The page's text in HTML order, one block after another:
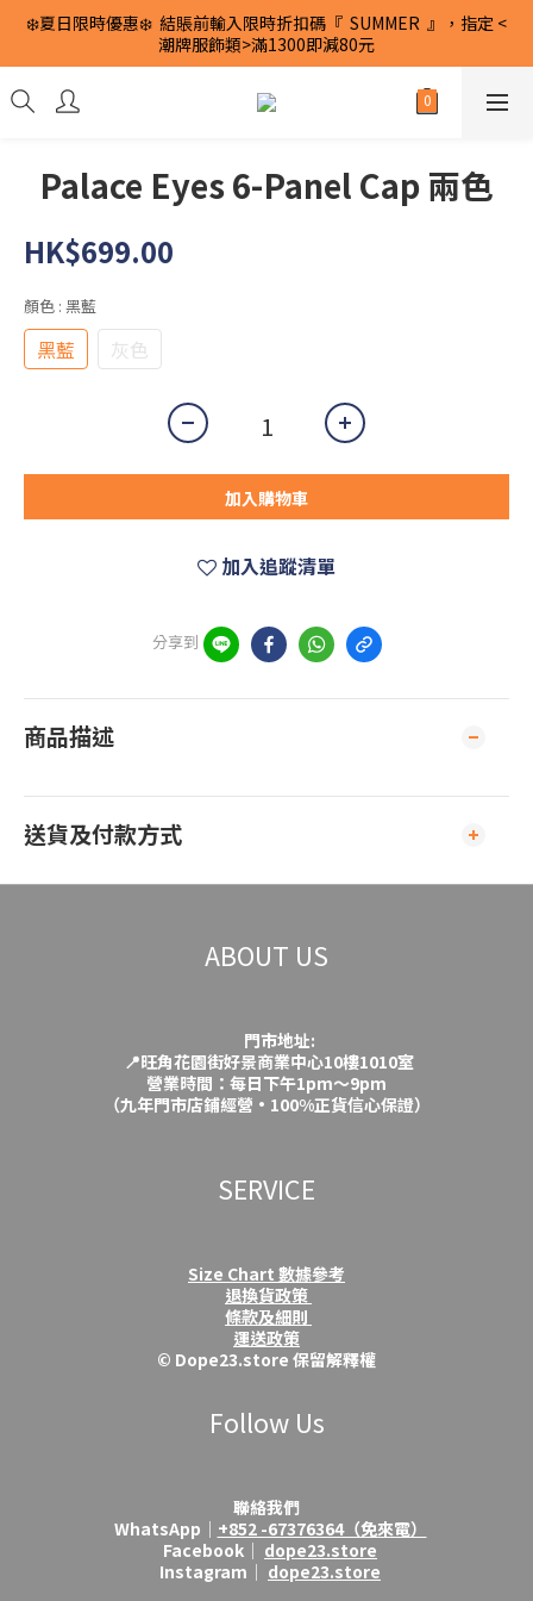
❄️夏日限時優惠❄️  結賬前輸入限時折扣碼『  SUMMER  』，指定 <
潮牌服飾類>滿1300即減80元
Palace Eyes 6-Panel Cap 兩色
HK$699.00
顏色 : 黑藍
黑藍 灰色
加入購物車
加入追蹤清單
分享到
商品描述
送貨及付款方式
ABOUT US
門市地址:
📍旺角花園街好景商業中心10樓1010室
營業時間：每日下午1pm～9pm
（九年門市店鋪經營·100%正貨信心保證）
SERVICE
Size Chart 數據參考
退換貨政策
條款及細則
運送政策
© Dope23.store 保留解釋權
Follow Us
聯絡我們
WhatsApp│ +852 -67376364（免來電）
Facebook│ dope23.store
Instagram│ dope23.store